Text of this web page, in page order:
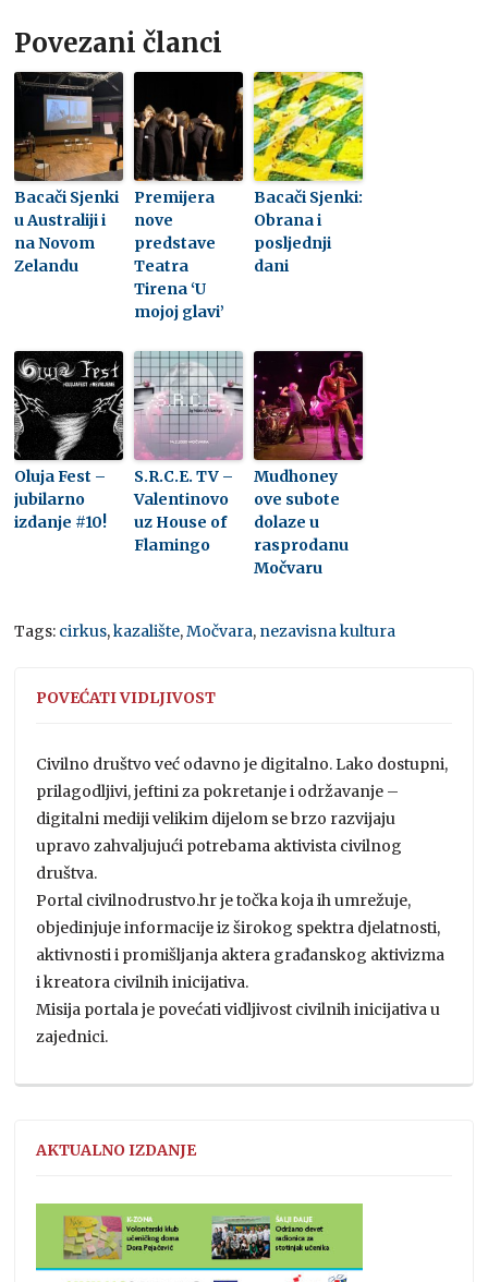
Povezani članci
Bacači Sjenki
u Australiji i
na Novom
Zelandu
Premijera
nove
predstave
Teatra
Tirena ‘U
mojoj glavi’
Bacači Sjenki:
Obrana i
posljednji
dani
Oluja Fest –
jubilarno
izdanje #10!
S.R.C.E. TV –
Valentinovo
uz House of
Flamingo
Mudhoney
ove subote
dolaze u
rasprodanu
Močvaru
Tags: cirkus,kazalište,Močvara, nezavisna kultura
POVEĆATI VIDLJIVOST
Civilno društvo već odavno je digitalno. Lako dostupni,
prilagodljivi, jeftini za pokretanje i održavanje –
digitalni mediji velikim dijelom se brzo razvijaju
upravo zahvaljujući potrebama aktivista civilnog
društva.
Portal civilnodrustvo.hr je točka koja ih umrežuje,
objedinjuje informacije iz širokog spektra djelatnosti,
aktivnosti i promišljanja aktera građanskog aktivizma
i kreatora civilnih inicijativa.
Misija portala je povećati vidljivost civilnih inicijativa u
zajednici.
AKTUALNO IZDANJE